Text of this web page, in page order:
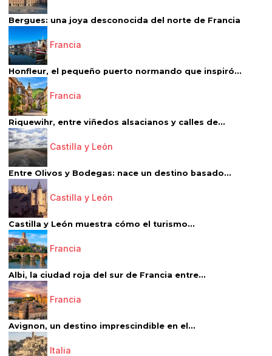
Bergues: una joya desconocida del norte de Francia
Francia
Honfleur, el pequeño puerto normando que inspiró...
Francia
Riquewihr, entre viñedos alsacianos y calles de...
Castilla y León
Entre Olivos y Bodegas: nace un destino basado...
Castilla y León
Castilla y León muestra cómo el turismo...
Francia
Albi, la ciudad roja del sur de Francia entre...
Francia
Avignon, un destino imprescindible en el...
Italia